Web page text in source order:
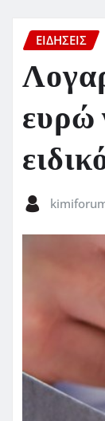
ΕΙΔΗΣΕΙΣ
ευρώ